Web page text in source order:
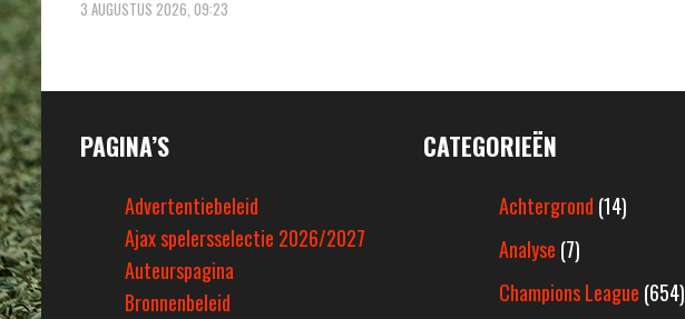
3 AUGUSTUS 2026, 09:23
PAGINA’S
Advertentiebeleid
Ajax spelersselectie 2026/2027
Auteurspagina
Bronnenbeleid
CATEGORIEËN
Achtergrond (14)
Analyse (7)
Champions League (654)